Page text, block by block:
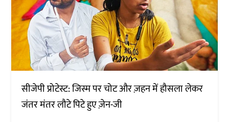
सीजेपी प्रोटेस्ट: जिस्म पर चोट और ज़हन में हौसला लेकर
जंतर मंतर लौटे पिटे हुए ज़ेन-जी